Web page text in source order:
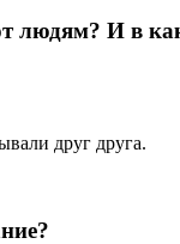
людям? И в
друг друга.